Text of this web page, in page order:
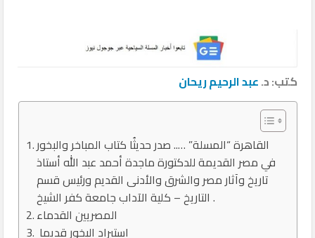
كتب: د.عبد الرحيم ريحان
القاهرة “المسلة” ….. صدر حديثُا كتاب المباخر والبخور
في مصر القديمة للدكتورة ماجدة أحمد عبد الله أستاذ
تاريخ وآثار مصر والشرق والأدنى القديم ورئيس قسم
التاريخ – كلية الآداب جامعة كفر الشيخ .
المصريين القدماء